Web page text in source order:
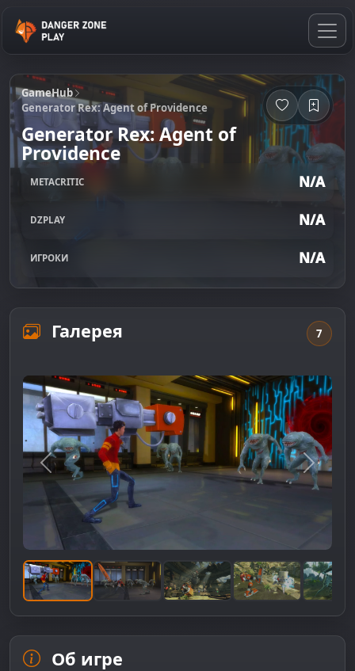
GameHub
Generator Rex: Agent of Providence
Generator Rex: Agent of
Providence
METACRITIC N/A
DZPLAY N/A
ИГРОКИ N/A
Галерея 7
Предыдущее изображение
Об игре